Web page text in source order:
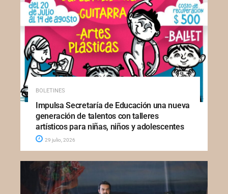
BOLETINES
Impulsa Secretaría de Educación una nueva
generación de talentos con talleres
artísticos para niñas, niños y adolescentes
29 julio, 2026